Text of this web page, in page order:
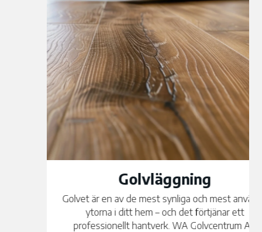
Golvläggning
Golvet är en av de mest synliga och mest använda
ytorna i ditt hem – och det förtjänar ett
professionellt hantverk. WA Golvcentrum AB